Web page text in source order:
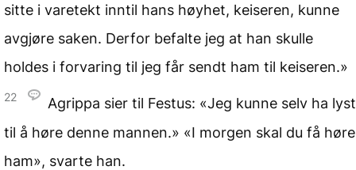
sitte i varetekt inntil hans høyhet, keiseren, kunne
avgjøre saken. Derfor befalte jeg at han skulle
holdes i forvaring til jeg får sendt ham til keiseren.»
22
Agrippa sier til Festus: «Jeg kunne selv ha lyst
til å høre denne mannen.» «I morgen skal du få høre
ham», svarte han.